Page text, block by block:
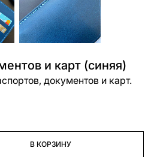
и карт (синяя)
документов и карт.
В КОРЗИНУ